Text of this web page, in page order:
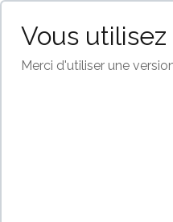
Vous
Merci d'utiliser une